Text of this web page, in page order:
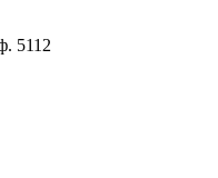
5112